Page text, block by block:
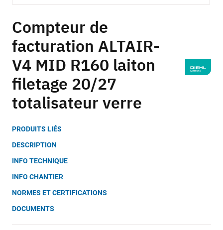
to
the
beginning
of
the
images
gallery
Compteur de
facturation ALTAIR-
V4 MID R160 laiton
filetage 20/27
totalisateur verre
PRODUITS LIÉS
DESCRIPTION
INFO TECHNIQUE
INFO CHANTIER
NORMES ET CERTIFICATIONS
DOCUMENTS